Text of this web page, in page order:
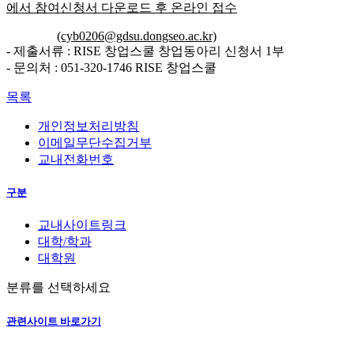
에서 참여신청서 다운로드 후 온라인 접수
(cyb0206@gdsu.dongseo.ac.kr)
- 제출서류 : RISE 창업스쿨 창업동아리 신청서 1부
- 문의처 : 051-320-1746 RISE 창업스쿨
목록
개인정보처리방침
이메일무단수집거부
교내전화번호
구분
교내사이트링크
대학/학과
대학원
분류를 선택하세요
관련사이트 바로가기